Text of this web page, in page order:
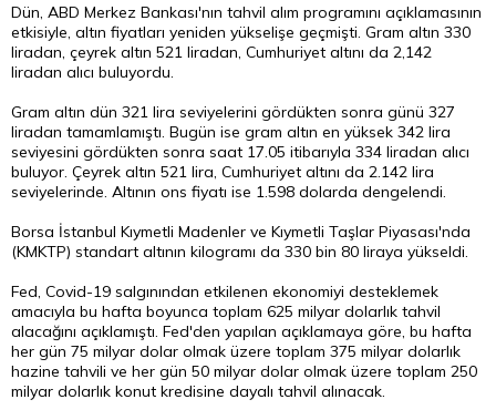
Dün, ABD Merkez Bankası'nın tahvil alım programını açıklamasının
etkisiyle, altın fiyatları yeniden yükselişe geçmişti. Gram altın 330
liradan, çeyrek altın 521 liradan, Cumhuriyet altını da 2,142
liradan alıcı buluyordu.
Gram altın dün 321 lira seviyelerini gördükten sonra günü 327
liradan tamamlamıştı. Bugün ise gram altın en yüksek 342 lira
seviyesini gördükten sonra saat 17.05 itibarıyla 334 liradan alıcı
buluyor. Çeyrek altın 521 lira, Cumhuriyet altını da 2.142 lira
seviyelerinde. Altının ons fiyatı ise 1.598 dolarda dengelendi.
Borsa İstanbul Kıymetli Madenler ve Kıymetli Taşlar Piyasası'nda
(KMKTP) standart altının kilogramı da 330 bin 80 liraya yükseldi.
Fed, Covid-19 salgınından etkilenen ekonomiyi desteklemek
amacıyla bu hafta boyunca toplam 625 milyar dolarlık tahvil
alacağını açıklamıştı. Fed'den yapılan açıklamaya göre, bu hafta
her gün 75 milyar dolar olmak üzere toplam 375 milyar dolarlık
hazine tahvili ve her gün 50 milyar dolar olmak üzere toplam 250
milyar dolarlık konut kredisine dayalı tahvil alınacak.